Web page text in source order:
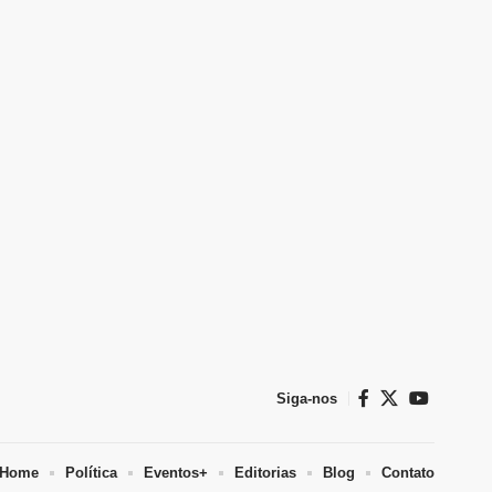
Siga-nos
Home Política Eventos+ Editorias Blog Contato